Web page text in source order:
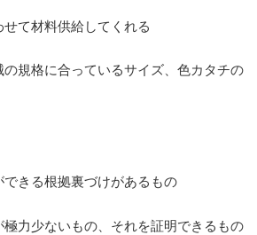
て材料供給してくれる
の規格に合っているサイズ、色カタチの
きる根拠裏づけがあるもの
極力少ないもの、それを証明できるもの